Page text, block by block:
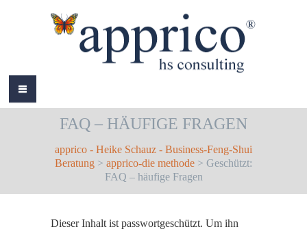
ÜBER MICH
LEISTUNGEN
AKTUELLES
FAQ – HÄUFIGE FRAGEN
apprico - Heike Schauz - Business-Feng-Shui
Beratung > apprico-die methode > Geschützt:
FAQ – häufige Fragen
Dieser Inhalt ist passwortgeschützt. Um ihn